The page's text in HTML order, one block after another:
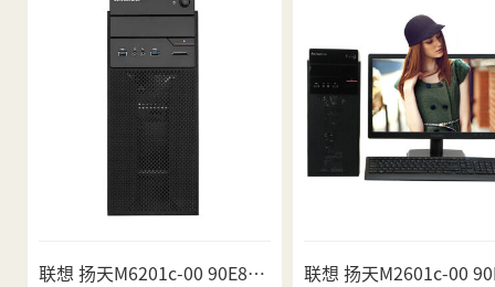
联想 扬天M6201c-00 90E80023CD